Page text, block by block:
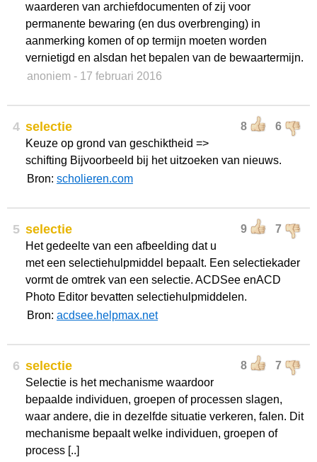
waarderen van archiefdocumenten of zij voor
permanente bewaring (en dus overbrenging) in
aanmerking komen of op termijn moeten worden
vernietigd en alsdan het bepalen van de bewaartermijn.
anoniem - 17 februari 2016
4 8 6
selectie
Keuze op grond van geschiktheid =>
schifting Bijvoorbeeld bij het uitzoeken van nieuws.
Bron: scholieren.com
5 9 7
selectie
Het gedeelte van een afbeelding dat u
met een selectiehulpmiddel bepaalt. Een selectiekader
vormt de omtrek van een selectie. ACDSee enACD
Photo Editor bevatten selectiehulpmiddelen.
Bron: acdsee.helpmax.net
6 8 7
selectie
Selectie is het mechanisme waardoor
bepaalde individuen, groepen of processen slagen,
waar andere, die in dezelfde situatie verkeren, falen. Dit
mechanisme bepaalt welke individuen, groepen of
process [..]